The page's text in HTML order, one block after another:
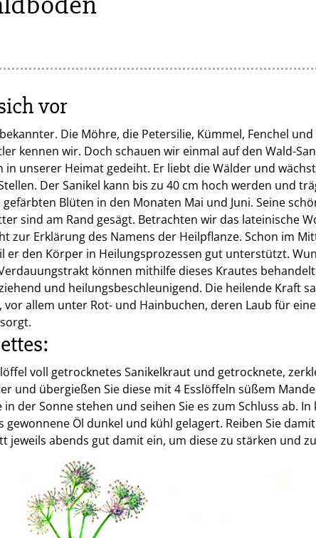
vor
Die Möhre, die Petersilie, Kümmel, Fenchel
kennen wir. Doch schauen wir einmal auf den Wald-
in unserer Heimat gedeiht. Er liebt die Wälder und
Der Sanikel kann bis zu 40 cm hoch werden und
Blüten in den Monaten Mai und Juni. Seine
sind am Rand gesägt. Betrachten wir das lateinische
zur Erklärung des Namens der Heilpflanze. Schon im
er den Körper in Heilungsprozessen gut unterstützt.
können mithilfe dieses Krautes
und heilungsbeschleunigend. Die heilende Kraft
vor allem unter Rot- und Hainbuchen, deren Laub für
voll getrocknetes Sanikelkraut und getrocknete,
und übergießen Sie diese mit 4 Esslöffeln süßem
in der Sonne stehen und seihen Sie es zum Schluss ab. In
gewonnene Öl dunkel und kühl gelagert. Reiben Sie
jeweils abends gut damit ein, um diese zu stärken und